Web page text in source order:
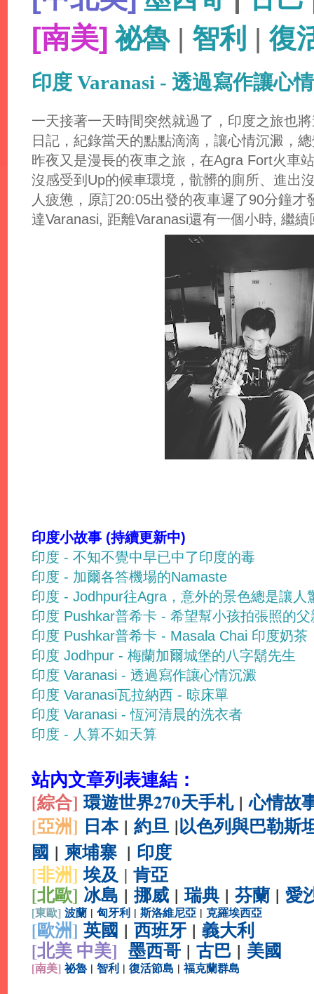
[南美] 祕魯| 智利 |復
印度 Varanasi - 透過寫作讓心
一天接著一天時間突然就過了，印度之旅也
日記，紀錄當天的點點滴滴，讓心情沉澱，
昨夜又是漫長的夜車之旅，在Agra Fort火車
沒感受到Up的候車環境，骯髒的廁所、進出
人疲憊，原訂20:05出發的夜車遲了90分鐘
達Varanasi, 距離Varanasi還有一個小時, 繼
印度小故事 (持續更新中)
印度 - 不知不覺中早已中了印度的毒
印度 - 加爾各答機場的Namaste
印度 - Jodhpur往Agra，意外的景色總是讓人
印度 Pushkar普希卡 - 希望幫小孩拍張照的父
印度 Pushkar普希卡 - Masala Chai 印度奶茶
印度 Jodhpur - 梅蘭加爾城堡的八字鬍先生
印度 Varanasi - 透過寫作讓心情沉澱
印度 Varanasi瓦拉納西 - 晾床單
印度 Varanasi - 恆河清晨的洗衣者
印度 - 人算不如天算
站內文章列表連結：
[綜合] 環遊世界270天手札|心情故
[亞洲] 日本 | 約旦 |以色列與巴勒斯
國 | 柬埔寨 | 印度
[非洲]埃及 | 肯亞
[北歐] 冰島 | 挪威 | 瑞典 | 芬蘭 | 愛
[東歐] 波蘭 | 匈牙利 | 斯洛維尼亞 | 克羅埃西亞
[歐洲] 英國 | 西班牙 | 義大利
[北美 中美] 墨西哥 | 古巴 | 美國
[南美] 祕魯 | 智利 | 復活節島 | 福克蘭群島